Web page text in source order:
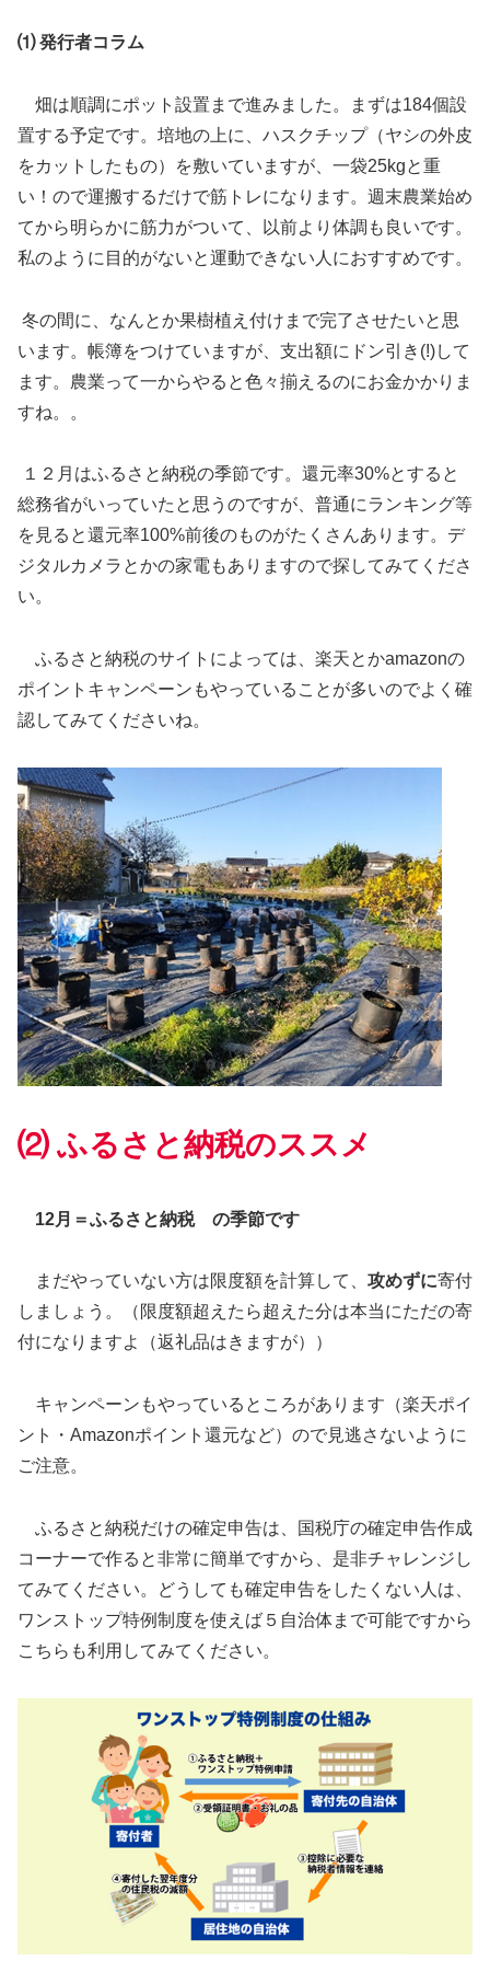
⑴ 発行者コラム
畑は順調にポット設置まで進みました。まずは184個設
置する予定です。培地の上に、ハスクチップ（ヤシの外皮
をカットしたもの）を敷いていますが、一袋25kgと重
い！ので運搬するだけで筋トレになります。週末農業始め
てから明らかに筋力がついて、以前より体調も良いです。
私のように目的がないと運動できない人におすすめです。
冬の間に、なんとか果樹植え付けまで完了させたいと思
います。帳簿をつけていますが、支出額にドン引き(!)して
ます。農業って一からやると色々揃えるのにお金かかりま
すね。。
１２月はふるさと納税の季節です。還元率30%とすると
総務省がいっていたと思うのですが、普通にランキング等
を見ると還元率100%前後のものがたくさんあります。デ
ジタルカメラとかの家電もありますので探してみてくださ
い。
ふるさと納税のサイトによっては、楽天とかamazonの
ポイントキャンペーンもやっていることが多いのでよく確
認してみてくださいね。
⑵ ふるさと納税のススメ
12月＝ふるさと納税 の季節です
まだやっていない方は限度額を計算して、 攻めずに寄付
しましょう。（限度額超えたら超えた分は本当にただの寄
付になりますよ（返礼品はきますが））
キャンペーンもやっているところがあります（楽天ポイ
ント・Amazonポイント還元など）ので見逃さないように
ご注意。
ふるさと納税だけの確定申告は、国税庁の確定申告作成
コーナーで作ると非常に簡単ですから、是非チャレンジし
てみてください。どうしても確定申告をしたくない人は、
ワンストップ特例制度を使えば５自治体まで可能ですから
こちらも利用してみてください。